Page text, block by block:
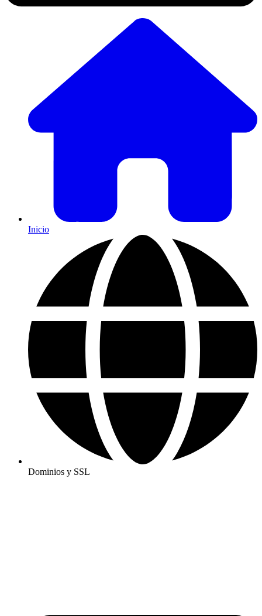
Inicio
Dominios y SSL